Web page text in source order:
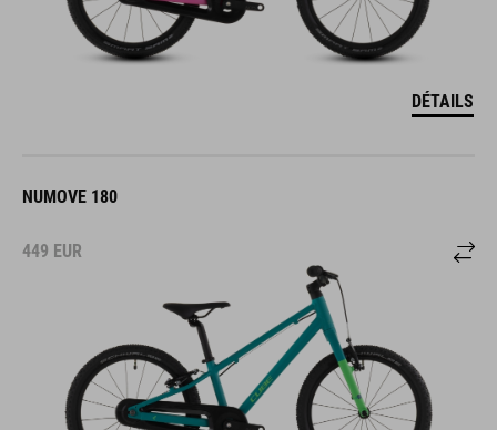
DÉTAILS
NUMOVE 180
449 EUR